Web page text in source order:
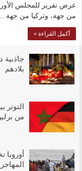
عرض تقرير للمجلس
من جهة، وتركيا من جهة …
أكمل القراءة »
جاذبية
بلادهم
التوتر
من